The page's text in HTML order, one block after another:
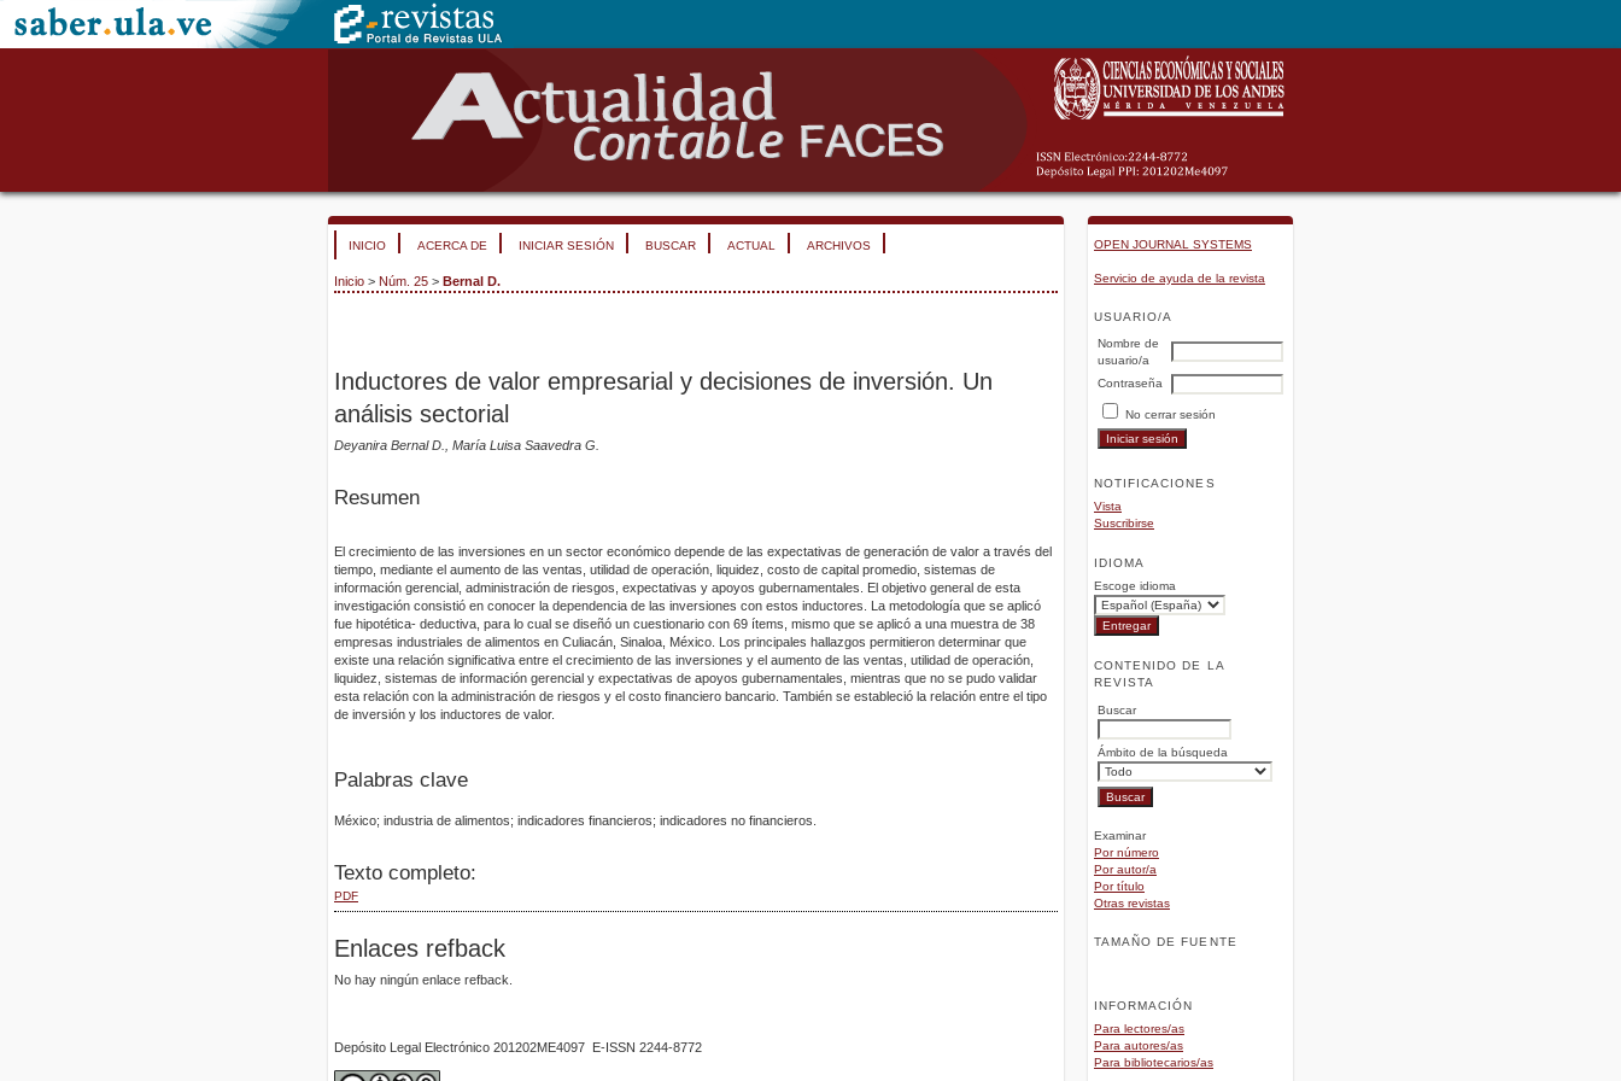
OPEN JOURNAL SYSTEMS
Servicio de ayuda de la revista
USUARIO/A
Nombre de
usuario/a
Contraseña
No cerrar sesión
NOTIFICACIONES
Vista
Suscribirse
IDIOMA
Escoge idioma
CONTENIDO DE LA
REVISTA
Buscar
Ámbito de la búsqueda
Examinar
Por número
Por autor/a
Por título
Otras revistas
TAMAÑO DE FUENTE
INFORMACIÓN
Para lectores/as
Para autores/as
Para bibliotecarios/as
INICIO ACERCA DE INICIAR SESIÓN BUSCAR ACTUAL ARCHIVOS
Inicio > Núm. 25 > Bernal D.
Inductores de valor empresarial y decisiones de inversión. Un
análisis sectorial
Deyanira Bernal D., María Luisa Saavedra G.
Resumen
El crecimiento de las inversiones en un sector económico depende de las expectativas de generación de valor a través del
tiempo, mediante el aumento de las ventas, utilidad de operación, liquidez, costo de capital promedio, sistemas de
información gerencial, administración de riesgos, expectativas y apoyos gubernamentales. El objetivo general de esta
investigación consistió en conocer la dependencia de las inversiones con estos inductores. La metodología que se aplicó
fue hipotética- deductiva, para lo cual se diseñó un cuestionario con 69 ítems, mismo que se aplicó a una muestra de 38
empresas industriales de alimentos en Culiacán, Sinaloa, México. Los principales hallazgos permitieron determinar que
existe una relación significativa entre el crecimiento de las inversiones y el aumento de las ventas, utilidad de operación,
liquidez, sistemas de información gerencial y expectativas de apoyos gubernamentales, mientras que no se pudo validar
esta relación con la administración de riesgos y el costo financiero bancario. También se estableció la relación entre el tipo
de inversión y los inductores de valor.
Palabras clave
México; industria de alimentos; indicadores financieros; indicadores no financieros.
Texto completo:
PDF
Enlaces refback
No hay ningún enlace refback.
Depósito Legal Electrónico 201202ME4097 E-ISSN 2244-8772